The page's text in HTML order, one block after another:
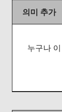
의미 추가
누구나